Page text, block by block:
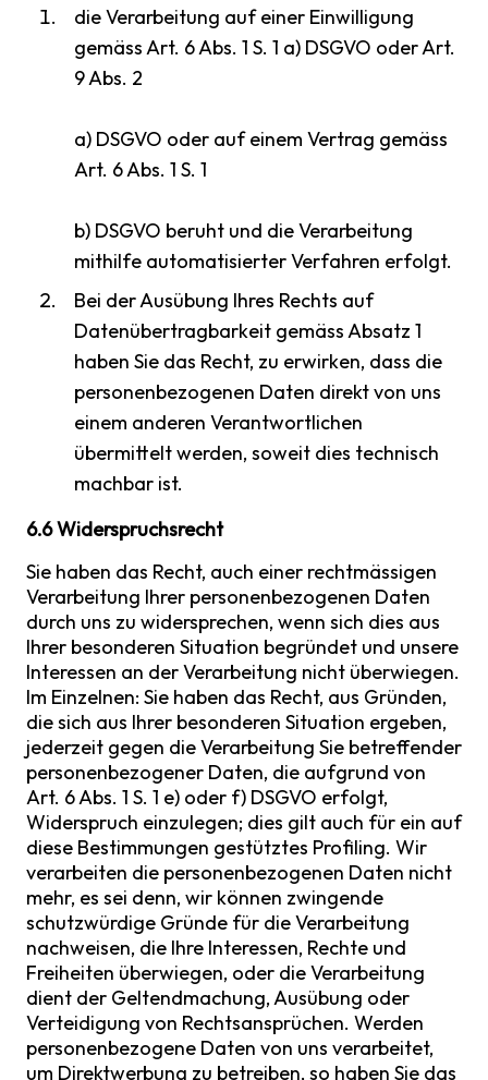
die Verarbeitung auf einer Einwilligung
gemäss Art. 6 Abs. 1 S. 1 a) DSGVO oder Art.
9 Abs. 2
a) DSGVO oder auf einem Vertrag gemäss
Art. 6 Abs. 1 S. 1
b) DSGVO beruht und die Verarbeitung
mithilfe automatisierter Verfahren erfolgt.
Bei der Ausübung Ihres Rechts auf
Datenübertragbarkeit gemäss Absatz 1
haben Sie das Recht, zu erwirken, dass die
personenbezogenen Daten direkt von uns
einem anderen Verantwortlichen
übermittelt werden, soweit dies technisch
machbar ist.
6.6 Widerspruchsrecht
Sie haben das Recht, auch einer rechtmässigen
Verarbeitung Ihrer personenbezogenen Daten
durch uns zu widersprechen, wenn sich dies aus
Ihrer besonderen Situation begründet und unsere
Interessen an der Verarbeitung nicht überwiegen.
Im Einzelnen: Sie haben das Recht, aus Gründen,
die sich aus Ihrer besonderen Situation ergeben,
jederzeit gegen die Verarbeitung Sie betreffender
personenbezogener Daten, die aufgrund von
Art. 6 Abs. 1 S. 1 e) oder f) DSGVO erfolgt,
Widerspruch einzulegen; dies gilt auch für ein auf
diese Bestimmungen gestütztes Profiling. Wir
verarbeiten die personenbezogenen Daten nicht
mehr, es sei denn, wir können zwingende
schutzwürdige Gründe für die Verarbeitung
nachweisen, die Ihre Interessen, Rechte und
Freiheiten überwiegen, oder die Verarbeitung
dient der Geltendmachung, Ausübung oder
Verteidigung von Rechtsansprüchen. Werden
personenbezogene Daten von uns verarbeitet,
um Direktwerbung zu betreiben, so haben Sie das